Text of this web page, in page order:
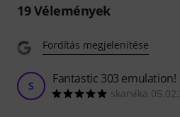
19Vélemények
Fordítás megjelenítése
S Fantastic 303 emulation!
skarvika